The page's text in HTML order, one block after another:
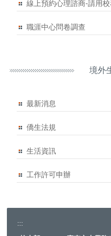
線上預約心理諮商-請用
職涯中心問卷調查
境外
最新消息
僑生法規
生活資訊
工作許可申辦
:::